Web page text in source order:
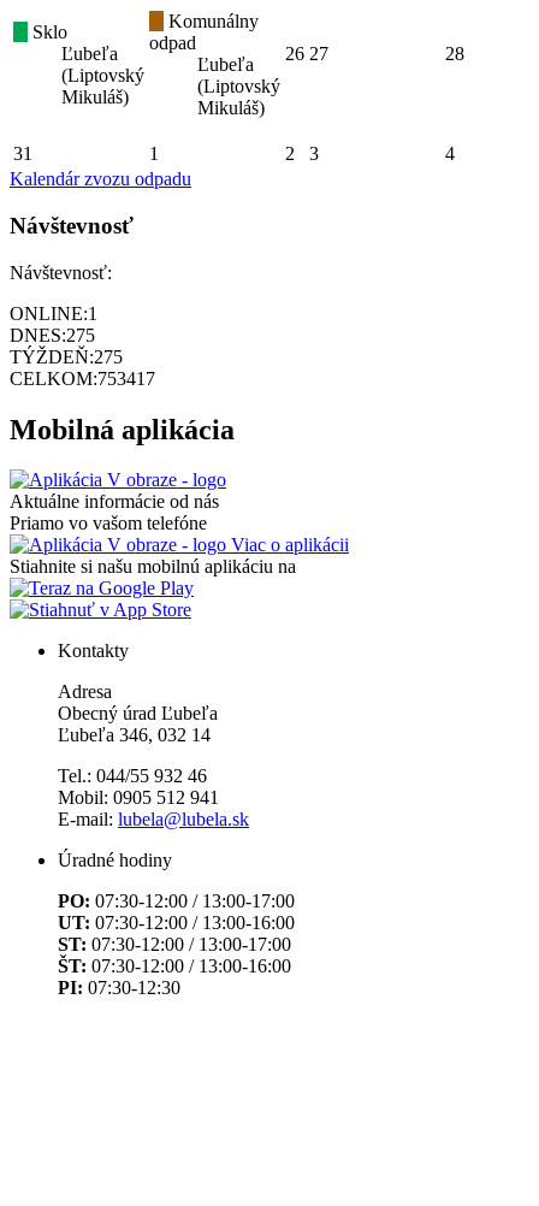
Sklo
Ľubeľa
(Liptovský
Mikuláš)
Komunálny
odpad
Ľubeľa
(Liptovský
Mikuláš)
26 27 28
31 1 2 3
4
Kalendár zvozu odpadu
Návštevnosť
Návštevnosť:
ONLINE:1
DNES:275
TÝŽDEŇ:275
CELKOM:753417
Mobilná aplikácia
Aktuálne informácie od nás
Priamo vo vašom telefóne
Viac o aplikácii
Stiahnite si našu mobilnú aplikáciu na
Kontakty
Adresa
Obecný úrad Ľubeľa
Ľubeľa 346, 032 14
Tel.: 044/55 932 46
Mobil: 0905 512 941
E-mail: lubela@lubela.sk
Úradné hodiny
PO: 07:30-12:00 / 13:00-17:00
UT: 07:30-12:00 / 13:00-16:00
ST: 07:30-12:00 / 13:00-17:00
ŠT: 07:30-12:00 / 13:00-16:00
PI: 07:30-12:30